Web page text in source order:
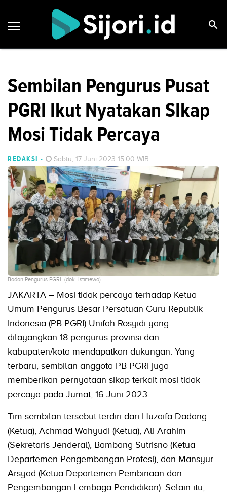
Sembilan Pengurus Pusat
PGRI Ikut Nyatakan SIkap
Mosi Tidak Percaya
REDAKSI - Sabtu, 17 Juni 2023 15:00 WIB
Badan Pengurus PGRI. (dok. Istimewa)
JAKARTA – Mosi tidak percaya terhadap Ketua
Umum Pengurus Besar Persatuan Guru Republik
Indonesia (PB PGRI) Unifah Rosyidi yang
dilayangkan 18 pengurus provinsi dan
kabupaten/kota mendapatkan dukungan. Yang
terbaru, sembilan anggota PB PGRI juga
memberikan pernyataan sikap terkait mosi tidak
percaya pada Jumat, 16 Juni 2023.
Tim sembilan tersebut terdiri dari Huzaifa Dadang
(Ketua), Achmad Wahyudi (Ketua), Ali Arahim
(Sekretaris Jenderal), Bambang Sutrisno (Ketua
Departemen Pengembangan Profesi), dan Mansyur
Arsyad (Ketua Departemen Pembinaan dan
Pengembangan Lembaga Pendidikan). Selain itu,